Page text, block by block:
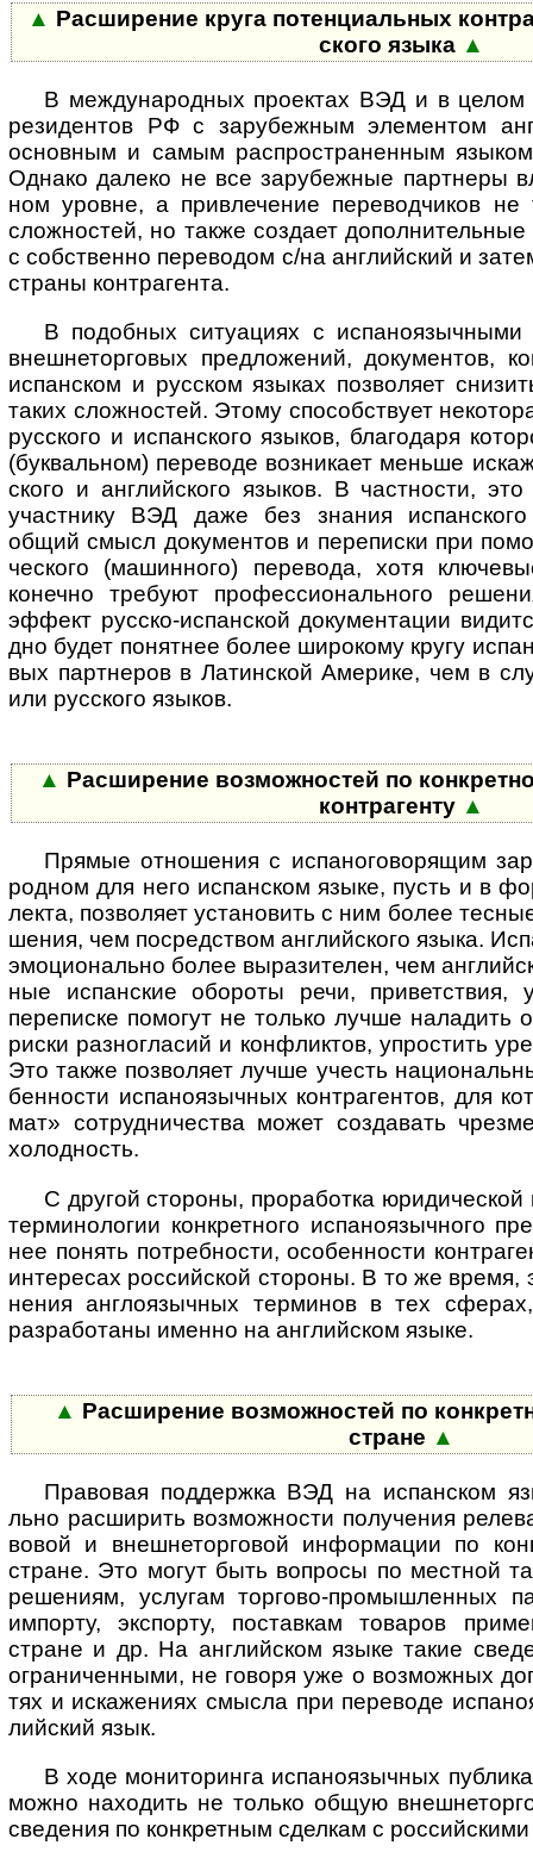
▲ Расширение круга потенциальных
ского языка ▲
В международных проектах ВЭД и в целом
рези­ден­тов РФ с зару­беж­ным эле­мен­том
основ­ным и самым рас­про­ст­ра­нен­ным
Однако далеко не все зару­беж­ные парт­неры
ном уро­вне, а при­вле­че­ние пере­вод­чиков
слож­нос­тей, но также соз­дает
с собст­венно пере­во­дом с/на анг­лий­ский и
страны конт­рагента.
В подобных ситуациях с испаноязычными
вне­ш­не­тор­го­вых пред­ло­же­ний, доку­мен­тов,
испан­ском и рус­ском язы­ках позво­ляет
таких слож­нос­тей. Этому спо­соб­ст­вует
рус­ского и испан­ского язы­ков, благо­даря
(бук­валь­ном) пере­воде возни­кает меньше
ского и англий­ского язы­ков. В част­ности,
участ­нику ВЭД даже без зна­ния испан­ского
общий смысл доку­мен­тов и пере­писки при
чес­ко­го (машин­ного) пере­вода, хотя
коне­чно тре­буют про­фес­си­ональ­ного
эффект рус­ско-­испан­ской доку­мен­та­ции
дно будет понят­нее более широ­кому кругу
вых парт­неров в Латин­ской Аме­рике, чем в
или рус­ского язы­ков.
▲ Расширение возможностей по
контр­агенту ▲
Прямые отношения с испаноговорящим
род­ном для него испан­ском языке, пусть и в
лекта, поз­во­ляет уста­но­вить с ним более
ше­ния, чем посред­ством анг­лийс­кого языка.
эмо­цио­на­льно более выра­зите­лен, чем
ные испан­ские обо­роты речи,
пере­писке помо­гут не только лучше нала­дить
риски разно­гла­сий и конф­лик­тов, упрос­тить
Это также позво­ляет лучше учесть
бен­но­сти испа­но­языч­ных контр­аген­тов, для
мат» сотруд­ниче­ства может созда­вать
холод­ность.
С другой стороны, проработка юридической
терми­но­ло­гии конк­рет­ного испа­но­языч­ного
нее понять потреб­ности, осо­бен­ности
инте­ре­сах рос­сий­ской сто­роны. В то же
нения англо­языч­ных тер­ми­нов в тех
разра­бо­таны именно на анг­лий­ском языке.
▲ Расширение возможностей по
стране ▲
Правовая поддержка ВЭД на испанском
льно рас­ши­рить воз­мож­но­сти полу­че­ния
во­вой и внеш­не­тор­го­вой инфор­ма­ции по
стране. Это могут быть воп­росы по мест­ной
реше­ниям, услу­гам тор­го­во-­про­мыш­лен­ных
импо­рту, экспо­рту, постав­кам това­ров
стране и др. На англий­ском языке такие
огра­ничен­ными, не говоря уже о возмож­ных
тях и иска­же­ниях смы­сла при пере­воде
лий­ский язык.
В ходе мониторинга испаноязычных
мо­жно нахо­дить не только общую
све­де­ния по конк­рет­ным сдел­кам с